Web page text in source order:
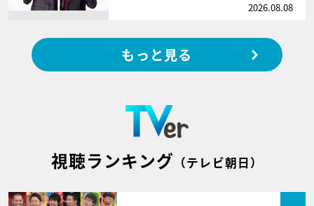
2026.08.08
もっと見る
視聴ランキング （テレビ朝日）